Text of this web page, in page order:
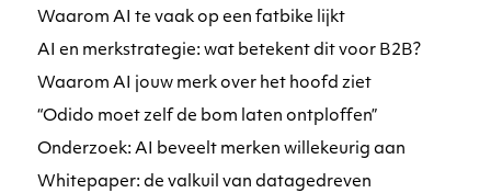
Waarom AI te vaak op een fatbike lijkt
AI en merkstrategie: wat betekent dit voor B2B?
Waarom AI jouw merk over het hoofd ziet
“Odido moet zelf de bom laten ontploffen”
Onderzoek: AI beveelt merken willekeurig aan
Whitepaper: de valkuil van datagedreven